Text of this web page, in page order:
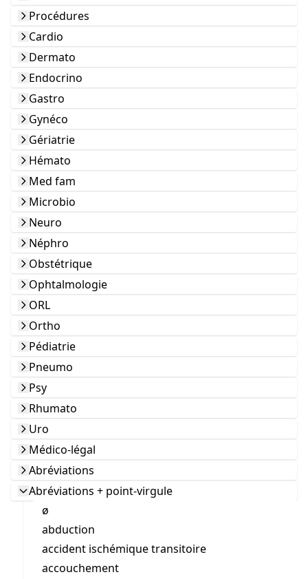
Procédures
Cardio
Dermato
Endocrino
Gastro
Gynéco
Gériatrie
Hémato
Med fam
Microbio
Neuro
Néphro
Obstétrique
Ophtalmologie
ORL
Ortho
Pédiatrie
Pneumo
Psy
Rhumato
Uro
Médico-légal
Abréviations
Abréviations + point-virgule
ø
abduction
accident ischémique transitoire
accouchement